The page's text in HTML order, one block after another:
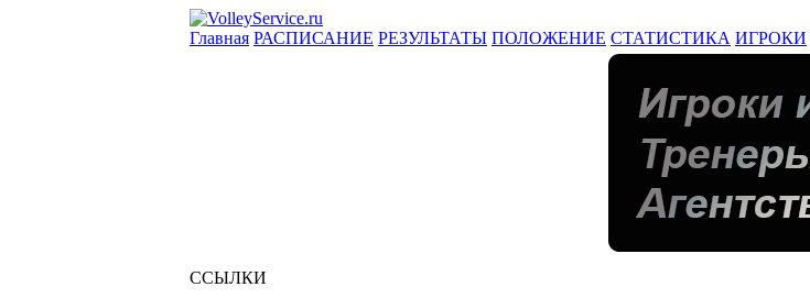
Главная РАСПИСАНИЕ РЕЗУЛЬТАТЫ ПОЛОЖЕНИЕ СТАТИСТИКА ИГРОКИ
ССЫЛКИ